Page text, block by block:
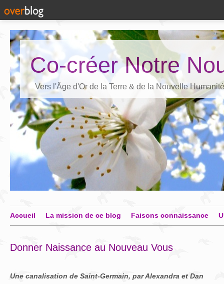
Co-créer Notre
Vers l'Âge d'Or de la Terre & de la Nouvelle Humanité
Accueil La mission de ce blog Faisons connaissance
Donner Naissance au Nouveau Vous
Une canalisation de Saint-Germain, par Alexandra et Dan